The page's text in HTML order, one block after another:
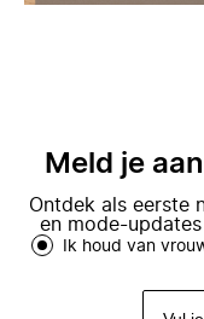
Meld je
Ontdek als eerste
en mode-
Ik houd van